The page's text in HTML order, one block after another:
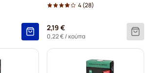
4(28)
2,19 €
0,22 €/ κούπα